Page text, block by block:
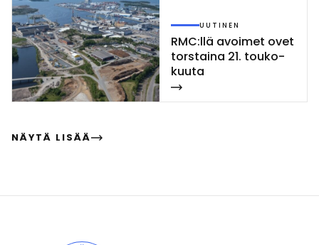
UUTINEN
RMC:llä avoi­met ovet
tors­tai­na 21. tou­ko­
kuu­ta
NÄYTÄ LISÄÄ